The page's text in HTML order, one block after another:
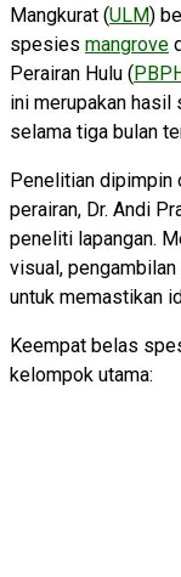
Mangkurat (ULM)
spesies mangrove
Perairan Hulu (
ini merupakan hasil
selama tiga bulan
Penelitian dipimpin
perairan, Dr. Andi
peneliti lapangan.
visual,
untuk memastikan
Keempat belas
kelompok utama: